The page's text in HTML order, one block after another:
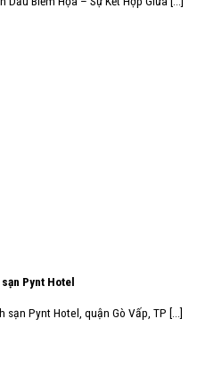
Pynt Hotel
Pynt Hotel, quận Gò Vấp, TP [...]